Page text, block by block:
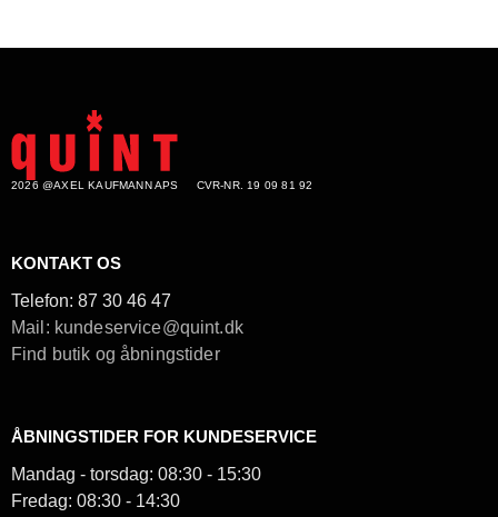
2026 @AXEL KAUFMANN APS CVR-NR. 19 09 81 92
KONTAKT OS
Telefon: 87 30 46 47
Mail: kundeservice@quint.dk
Find butik og åbningstider
ÅBNINGSTIDER FOR KUNDESERVICE
Mandag - torsdag: 08:30 - 15:30
Fredag: 08:30 - 14:30